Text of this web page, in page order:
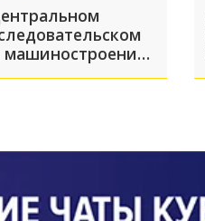
машиностроения